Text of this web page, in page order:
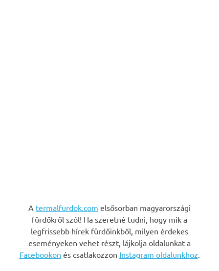
A termalfurdok.com elsősorban magyarországi
fürdőkről szól! Ha szeretné tudni, hogy mik a
legfrissebb hírek fürdőinkből, milyen érdekes
eseményeken vehet részt, lájkolja oldalunkat a
Facebookon és csatlakozzon Instagram oldalunkhoz